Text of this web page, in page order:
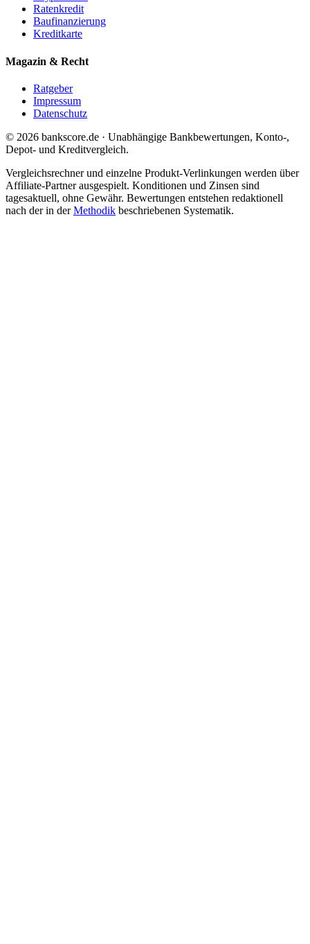
Ratenkredit
Baufinanzierung
Kreditkarte
Magazin & Recht
Ratgeber
Impressum
Datenschutz
© 2026 bankscore.de · Unabhängige Bankbewertungen, Konto-,
Depot- und Kreditvergleich.
Vergleichsrechner und einzelne Produkt-Verlinkungen werden über
Affiliate-Partner ausgespielt. Konditionen und Zinsen sind
tagesaktuell, ohne Gewähr. Bewertungen entstehen redaktionell
nach der in derMethodik beschriebenen Systematik.